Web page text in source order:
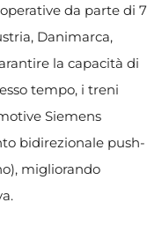
da parte di 7
Danimarca,
la capacità di
tempo, i treni
Siemens
bidirezionale push-
migliorando